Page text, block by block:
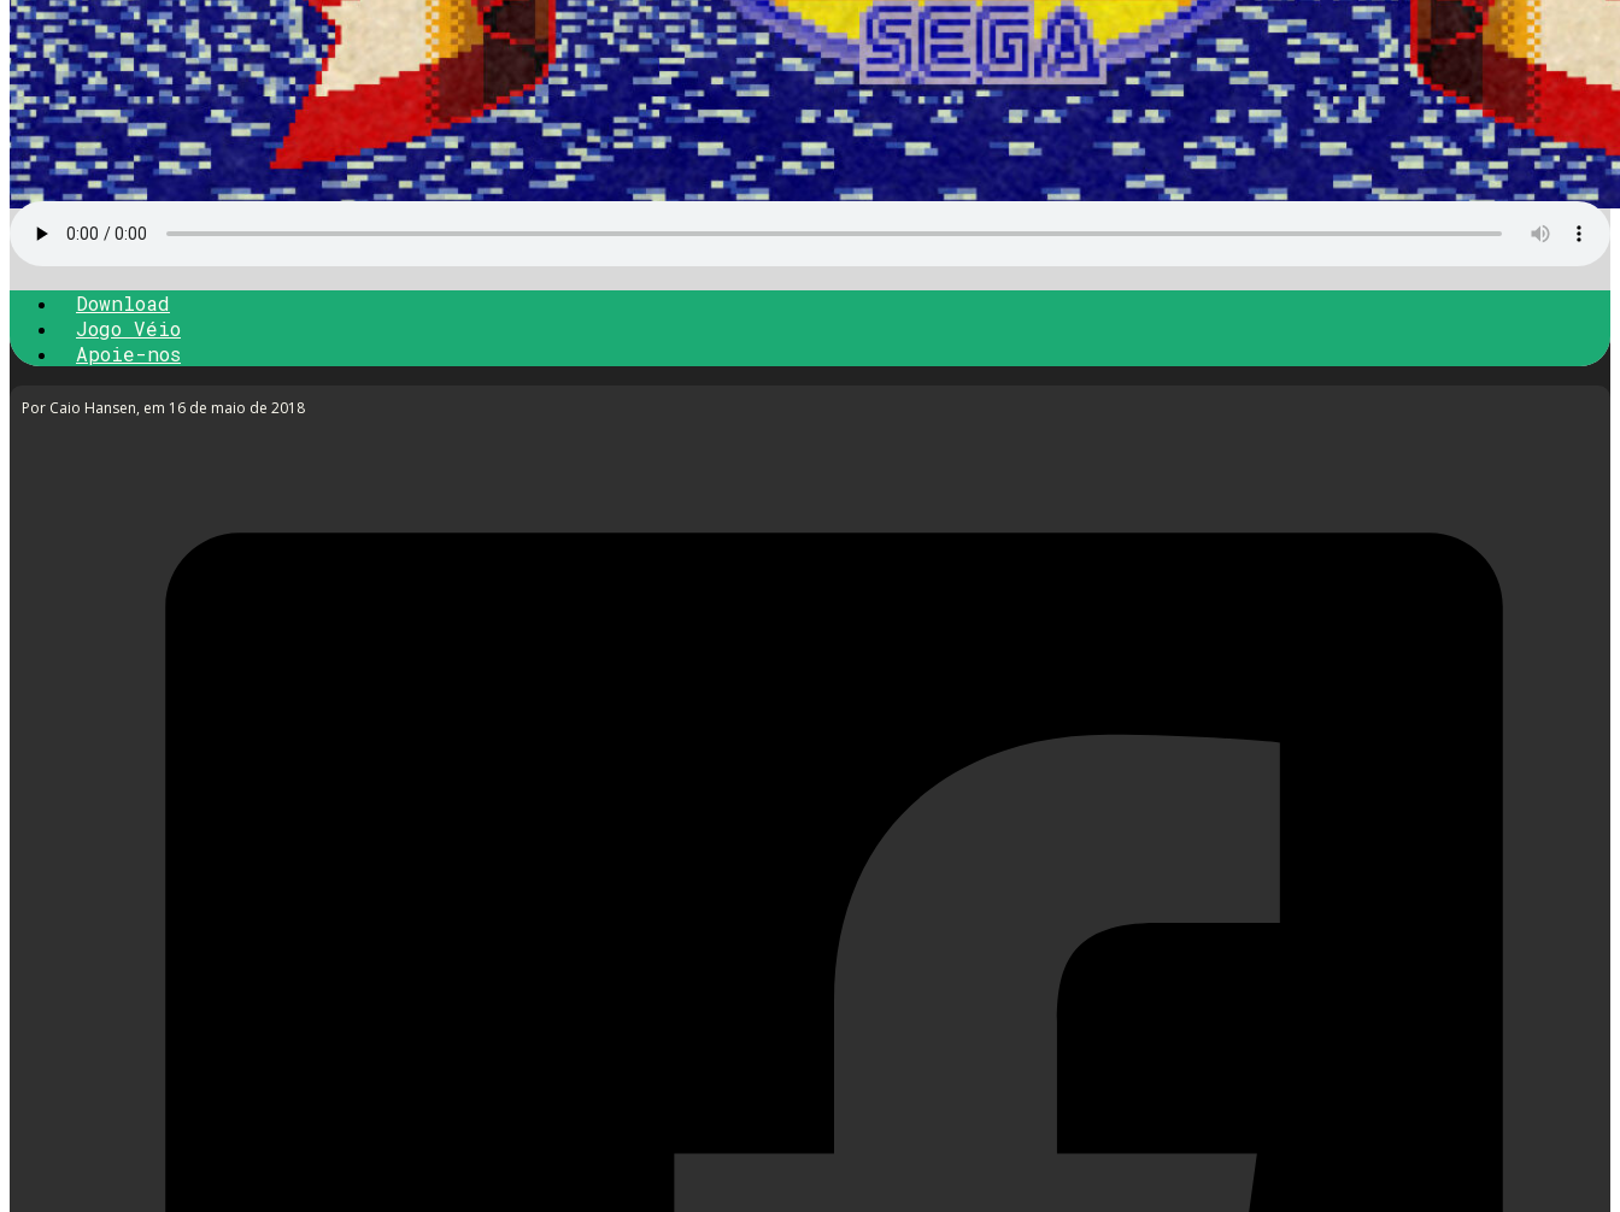
Download
Jogo Véio
Apoie-nos
Por Caio Hansen, em 16 de maio de 2018